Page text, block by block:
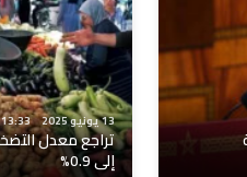
13 يونيو 2025 13:33
إلى 0.9%